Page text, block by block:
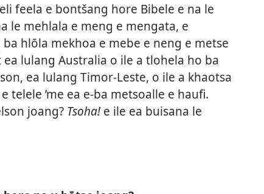
feela e bontšang hore Bibele e na le
le mehlala e meng e mengata, e
hlōla mekhoa e mebe e neng e metse
ea lulang Australia o ile a tlohela ho ba
ea lulang Timor-Leste, o ile a khaotsa
telele ’me ea e-ba metsoalle e haufi.
joang? Tsoha! e ile ea buisana le